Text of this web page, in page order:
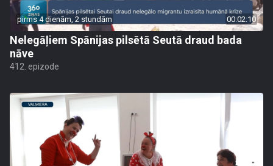
pirms 4 dienām, 2 stundām 00:02:10
Nelegāļiem Spānijas pilsētā Seutā draud bada
nāve
412. epizode